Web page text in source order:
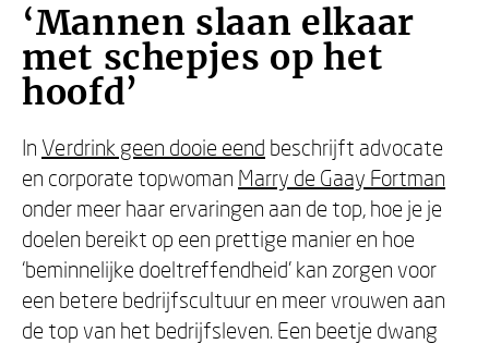
‘Mannen slaan elkaar
met schepjes op het
hoofd’
In Verdrink geen dooie eend beschrijft advocate
en corporate topwoman Marry de Gaay Fortman
onder meer haar ervaringen aan de top, hoe je je
doelen bereikt op een prettige manier en hoe
‘beminnelijke doeltreffendheid’ kan zorgen voor
een betere bedrijfscultuur en meer vrouwen aan
de top van het bedrijfsleven. Een beetje dwang